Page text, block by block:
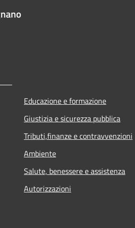
Educazione e formazione
Giustizia e sicurezza pubblica
Tributi,finanze e contravvenzioni
Ambiente
Salute, benessere e assistenza
Autorizzazioni